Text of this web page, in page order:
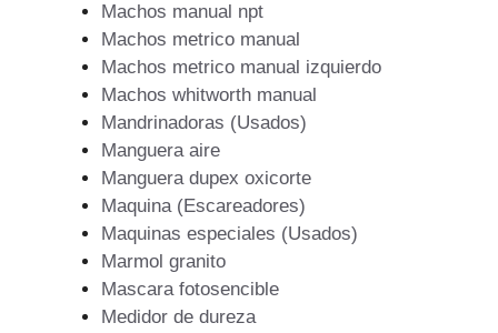
Machos manual npt
Machos metrico manual
Machos metrico manual izquierdo
Machos whitworth manual
Mandrinadoras (Usados)
Manguera aire
Manguera dupex oxicorte
Maquina (Escareadores)
Maquinas especiales (Usados)
Marmol granito
Mascara fotosencible
Medidor de dureza